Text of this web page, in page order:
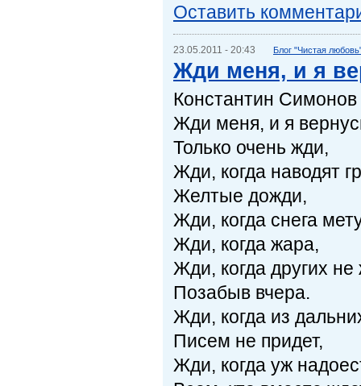
Оставить
23.05.2011 - 20:43 Блог "Чистая
Жди меня, и я
Константин Симонов
Жди меня, и я
Только очень жди,
Жди, когда наводят
Желтые дожди,
Жди, когда снега
Жди, когда жара,
Жди, когда других не
Позабыв вчера.
Жди, когда из
Писем не придет,
Жди, когда уж